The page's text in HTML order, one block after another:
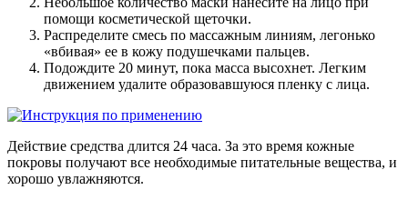
помощи косметической щеточки.
Распределите смесь по массажным линиям, легонько
«вбивая» ее в кожу подушечками пальцев.
Подождите 20 минут, пока масса высохнет. Легким
движением удалите образовавшуюся пленку с лица.
Действие средства длится 24 часа. За это время кожные
покровы получают все необходимые питательные вещества, и
хорошо увлажняются.